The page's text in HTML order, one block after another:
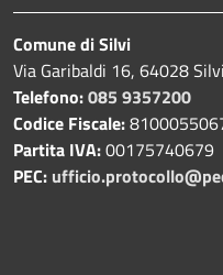
Comune di Silvi
Via Garibaldi 16, 64028
Telefono:085 9357200
Codice Fiscale:
Partita IVA:00175740679
PEC: